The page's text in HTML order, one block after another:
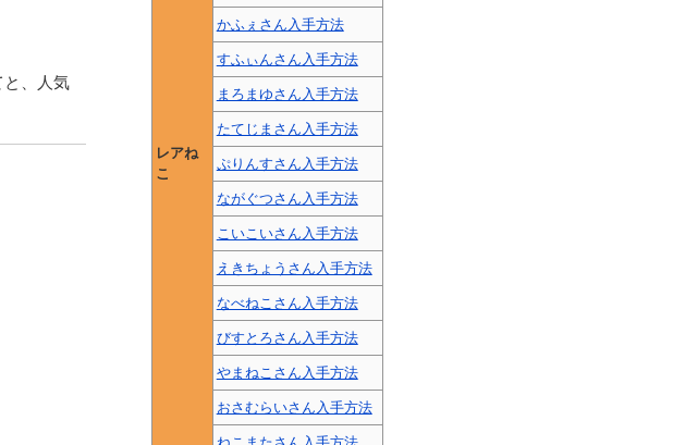
と、人気
レアね
こ
かふぇさん入手方法
すふぃんさん入手方法
まろまゆさん入手方法
たてじまさん入手方法
ぷりんすさん入手方法
ながぐつさん入手方法
こいこいさん入手方法
えきちょうさん入手方法
なべねこさん入手方法
びすとろさん入手方法
やまねこさん入手方法
おさむらいさん入手方法